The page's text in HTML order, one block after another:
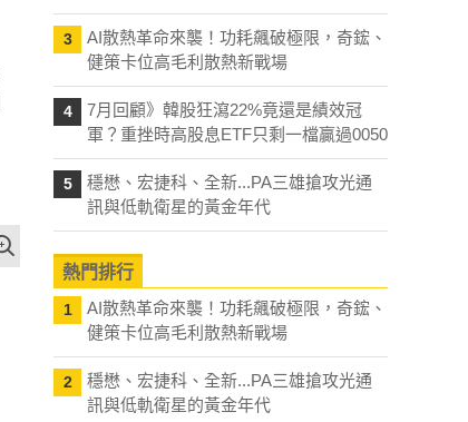
3
AI散熱革命來襲！功耗飆破極限，奇鋐、
健策卡位高毛利散熱新戰場
4
7月回顧》韓股狂瀉22%竟還是績效冠
軍？重挫時高股息ETF只剩一檔贏過0050
5
穩懋、宏捷科、全新...PA三雄搶攻光通
訊與低軌衛星的黃金年代
熱門排行
1
AI散熱革命來襲！功耗飆破極限，奇鋐、
健策卡位高毛利散熱新戰場
2
穩懋、宏捷科、全新...PA三雄搶攻光通
訊與低軌衛星的黃金年代